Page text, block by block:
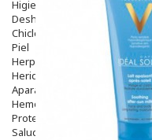
Higiene Oido
Deshabituación Tabaquismo
Chicles
Piel
Herpes Y Hongos
Heridas Y úlceras
Aparato Genital
Hemorroides
Protectores Y Emolientes
Salud